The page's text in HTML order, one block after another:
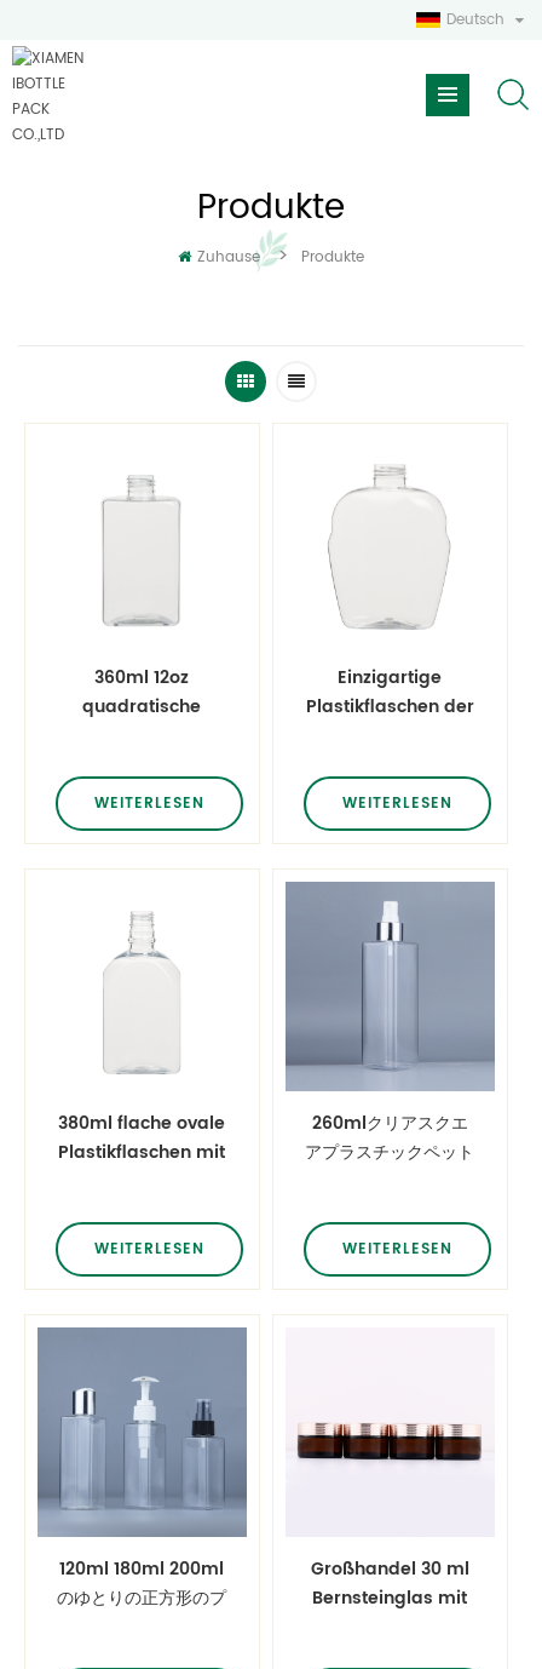
Deutsch
Produkte
Zuhause > Produkte
360ml 12oz
quadratische
WEITERLESEN
Einzigartige
Plastikflaschen der
380ml
WEITERLESEN
380ml flache ovale
Plastikflaschen mit
WEITERLESEN
260mlクリアスクエ
アプラスチックペット
トナーボトル、メタリ
ックシルバーゴールド
ミストスプレー付き
WEITERLESEN
120ml 180ml 200ml
のゆとりの正方形のプ
Großhandel 30 ml
Bernsteinglas mit